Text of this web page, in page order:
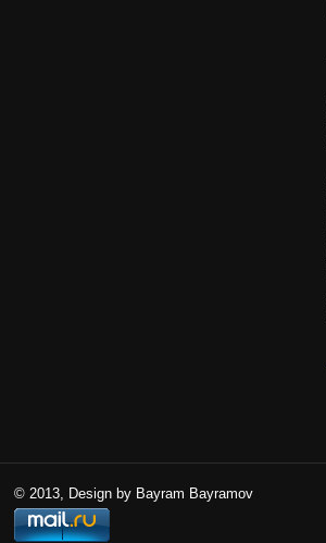
© 2013, Design by Bayram Bayramov